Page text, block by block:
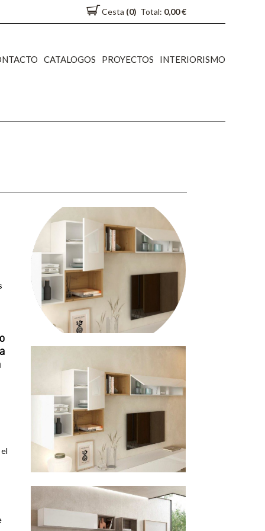
CATALOGOS PROYECTOS INTERIORISMO
Cesta (0) Total: 0,00 €